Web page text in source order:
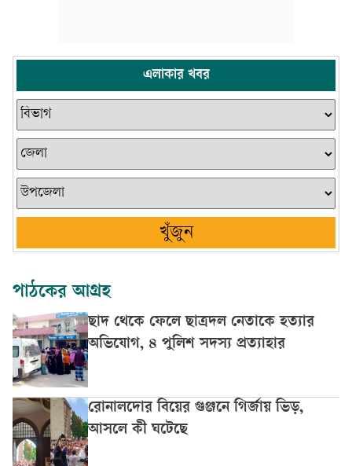
এলাকার খবর
খুঁজুন
পাঠকের আগ্রহ
ছাদ থেকে ফেলে ছাত্রদল নেতাকে হত্যার
অভিযোগ, ৪ পুলিশ সদস্য প্রত্যাহার
রোনালদোর বিয়ের গুঞ্জনে গির্জায় ভিড়,
আসলে কী ঘটেছে